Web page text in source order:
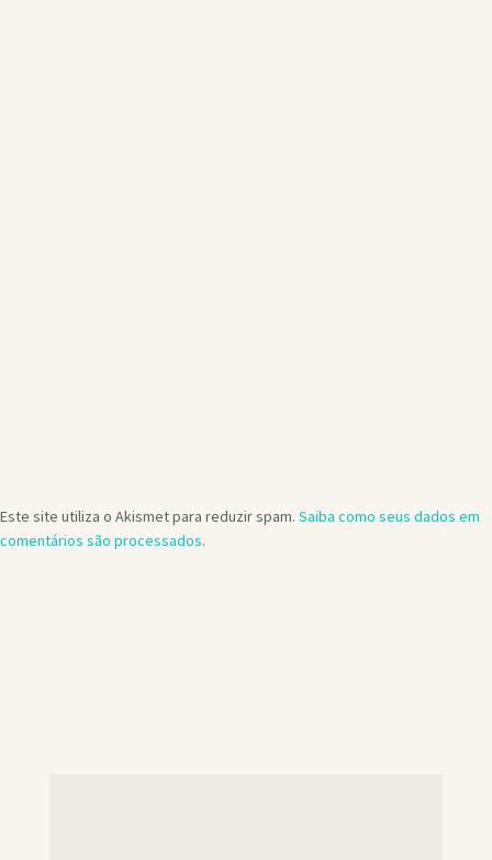
Este site utiliza o Akismet para reduzir spam. Saiba como seus dados em
comentários são processados.